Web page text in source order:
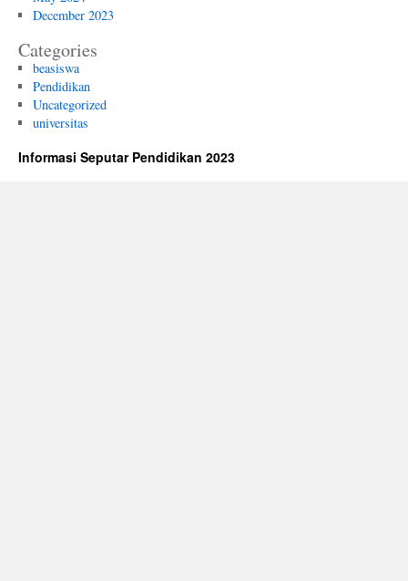
December 2023
Categories
beasiswa
Pendidikan
Uncategorized
universitas
Informasi Seputar Pendidikan 2023